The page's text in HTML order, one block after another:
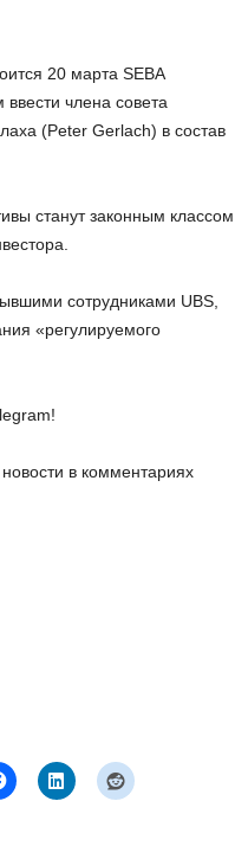
20 марта SEBA
члена совета
(Peter Gerlach) в состав
станут законным классом
сотрудниками UBS,
«регулируемого
в комментариях